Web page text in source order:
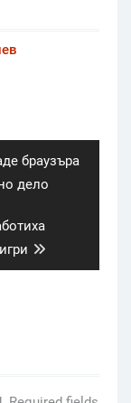
браузъра
дело